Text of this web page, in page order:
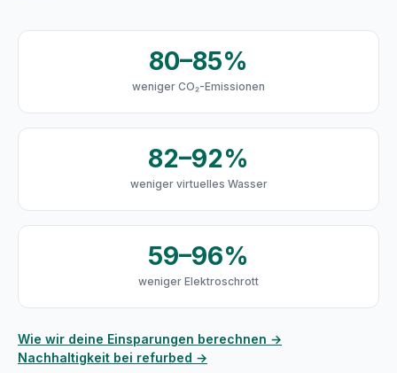
80–85%
weniger CO₂-Emissionen
82–92%
weniger virtuelles Wasser
59–96%
weniger Elektroschrott
Wie wir deine Einsparungen berechnen →
Nachhaltigkeit bei refurbed →